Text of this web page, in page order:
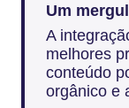
Um
A
melhores
conteúdo
orgânico e